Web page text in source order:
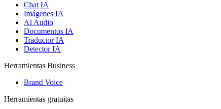
Chat IA
Imágenes IA
AI Audio
Documentos IA
Traductor IA
Detector IA
Herramientas Business
Brand Voice
Herramientas gratuitas